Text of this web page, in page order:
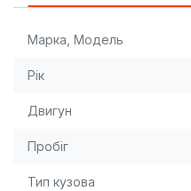
Марка, Модель
Рік
Двигун
Пробіг
Тип кузова